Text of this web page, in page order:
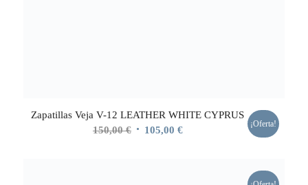
Zapatillas Veja V-12 LEATHER WHITE CYPRUS
150,00€ El 105,00 €El
¡Oferta!